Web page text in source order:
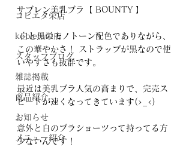
コビエタ栄店
kobieta栄店
スタッフブログ
雑誌掲載
商品紹介
お知らせ
メニュー紹介
サブレン美乳ブラ【 BOUNTY 】
白と黒のモノトーン配色でありながら、
この華やかさ！ ストラップが黒なので使
いやすさも抜群です。
最近は美乳ブラ人気の高まりで、完売ス
ピードが速くなってきています(>_<)
意外と白のブラショーツって持ってる方
少ないんです！